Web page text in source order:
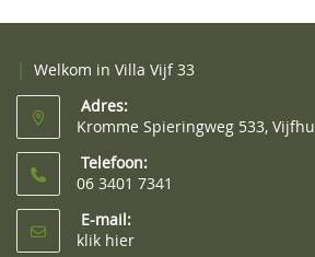
Welkom in Villa Vijf 33
Adres:
Kromme Spieringweg 533,
Telefoon:
06 3401 7341
E-mail:
klik hier